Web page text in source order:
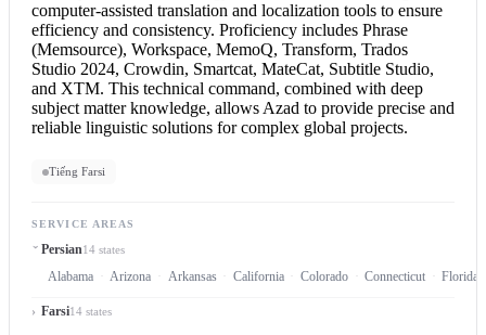
computer-assisted translation and localization tools to ensure
efficiency and consistency. Proficiency includes Phrase
(Memsource), Workspace, MemoQ, Transform, Trados
Studio 2024, Crowdin, Smartcat, MateCat, Subtitle Studio,
and XTM. This technical command, combined with deep
subject matter knowledge, allows Azad to provide precise and
reliable linguistic solutions for complex global projects.
Tiếng Farsi
SERVICE AREAS
Persian14 states
Alabama Arizona Arkansas California Colorado Connecticut Florida
Farsi14 states